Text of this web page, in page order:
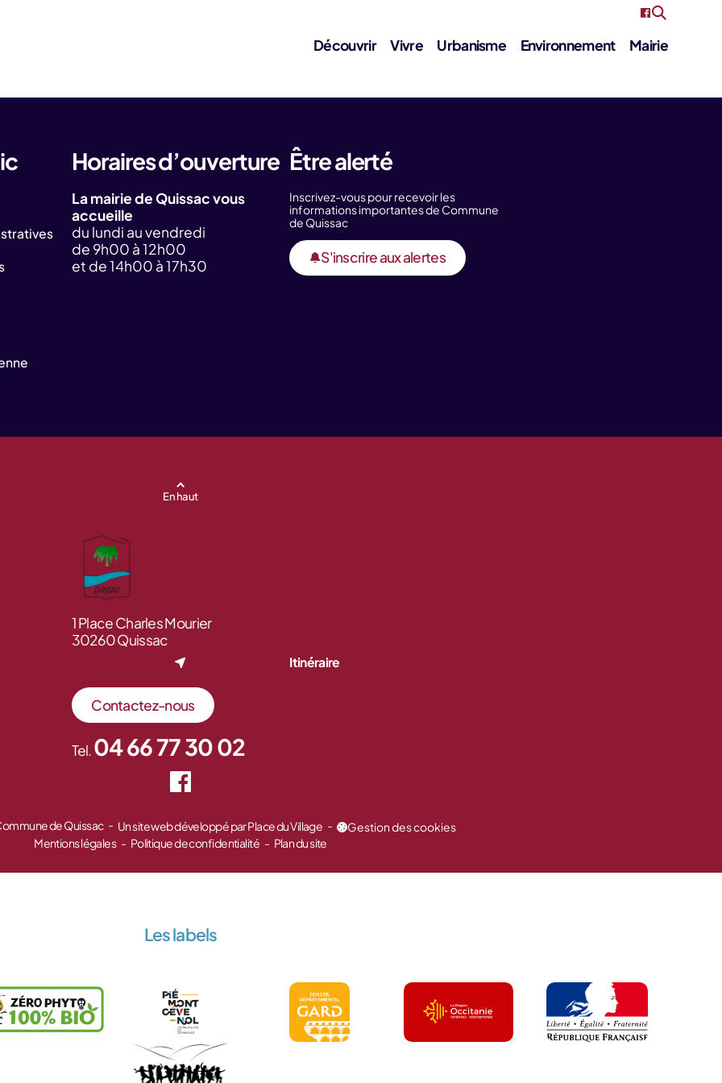
Découvrir Vivre Urbanisme Environnement Mairie
Horaires d’ouverture
La mairie de Quissac vous
accueille
du lundi au vendredi
de 9h00 à 12h00
et de 14h00 à 17h30
Être alerté
Inscrivez-vous pour recevoir les
informations importantes de Commune
de Quissac
S'inscrire aux alertes
En haut
1 Place Charles Mourier
30260 Quissac
Itinéraire
Contactez-nous
Tel.04 66 77 30 02
de Quissac Un site web développé par Place du Village
Gestion des cookies
Mentions légales
Politique de confidentialité Plan du site
Les labels